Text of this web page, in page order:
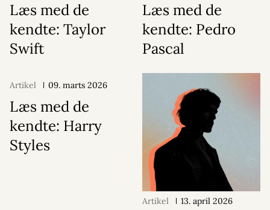
Læs med de
kendte: Taylor
Swift
Læs med de
kendte: Pedro
Pascal
Artikel 09. marts 2026
Læs med de
kendte: Harry
Styles
Artikel 13. april 2026